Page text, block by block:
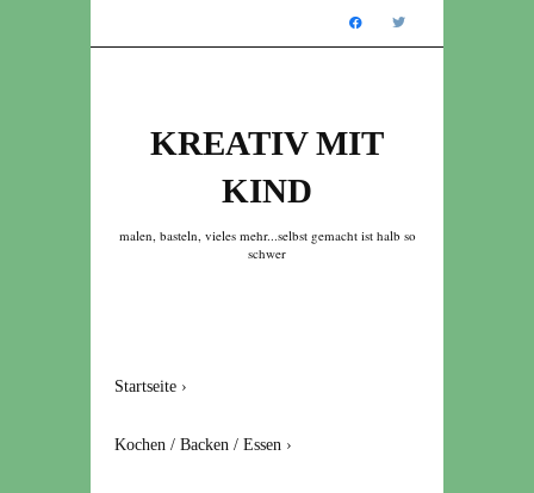
KREATIV MIT
KIND
malen, basteln, vieles mehr...selbst gemacht ist halb so
schwer
Startseite ›
Kochen / Backen / Essen ›